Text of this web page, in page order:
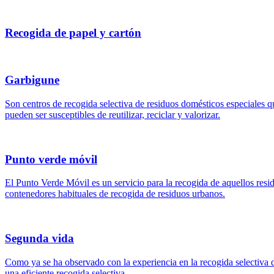
Recogida de papel y cartón
Garbigune
Son centros de recogida selectiva de residuos domésticos
pueden ser susceptibles de reutilizar, reciclar y valorizar.
Punto verde móvil
El Punto Verde Móvil es un servicio para la recogida de aquellos
contenedores habituales de recogida de residuos urbanos.
Segunda vida
Como ya se ha observado con la experiencia en la recogida